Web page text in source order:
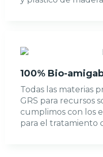
100% Bio-
Todas las materias
GRS para recursos
cumplimos con los
para el tratamiento